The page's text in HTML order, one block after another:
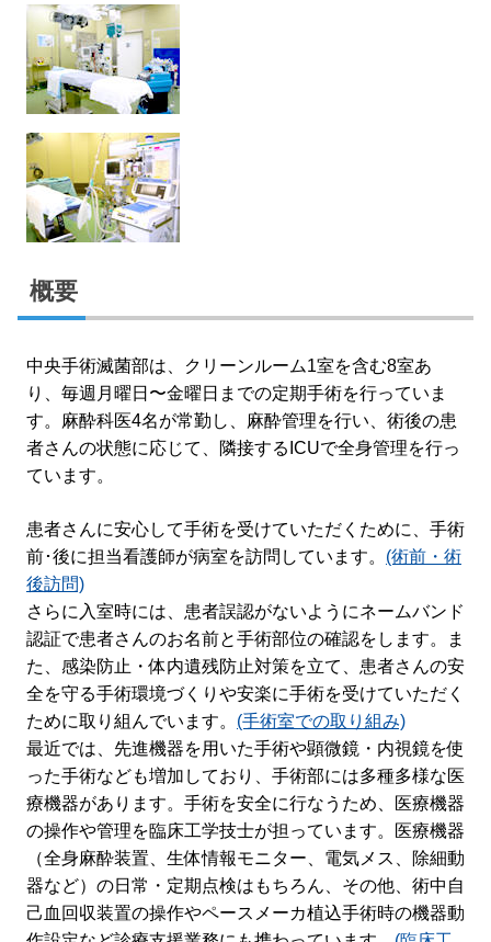
概要
中央手術滅菌部は、クリーンルーム1室を含む8室あ
り、毎週月曜日〜金曜日までの定期手術を行っていま
す。麻酔科医4名が常勤し、麻酔管理を行い、術後の患
者さんの状態に応じて、隣接するICUで全身管理を行っ
ています。
患者さんに安心して手術を受けていただくために、手術
前･後に担当看護師が病室を訪問しています。 (術前・術
後訪問)
さらに入室時には、患者誤認がないようにネームバンド
認証で患者さんのお名前と手術部位の確認をします。ま
た、感染防止・体内遺残防止対策を立て、患者さんの安
全を守る手術環境づくりや安楽に手術を受けていただく
ために取り組んでいます。 (手術室での取り組み)
最近では、先進機器を用いた手術や顕微鏡・内視鏡を使
った手術なども増加しており、手術部には多種多様な医
療機器があります。手術を安全に行なうため、医療機器
の操作や管理を臨床工学技士が担っています。医療機器
（全身麻酔装置、生体情報モニター、電気メス、除細動
器など）の日常・定期点検はもちろん、その他、術中自
己血回収装置の操作やペースメーカ植込手術時の機器動